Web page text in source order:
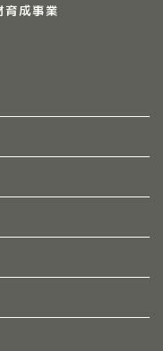
成事業
マ集まれ！につ
マ集まれ！につ